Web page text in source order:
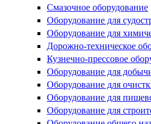
Смазочное оборудование
Оборудование для
Оборудование для
Дорожно-техническое
Кузнечно-прессовое
Оборудование для
Оборудование для
Оборудование для
Оборудование для